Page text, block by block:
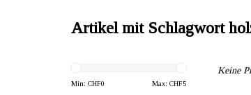
Artikel mit Schlagwort
Min: CHF0 Max: CHF5
Keine